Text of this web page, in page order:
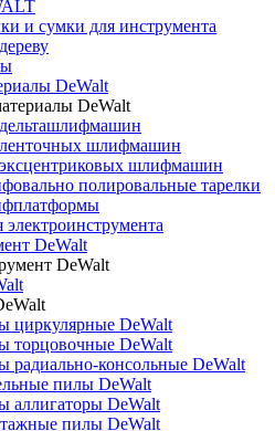
и сумки для инструмента
DeWalt
DeWalt
шлифмашин
шлифмашин
полировальные тарелки
DeWalt
DeWalt
циркулярные DeWalt
торцовочные DeWalt
радиально-консольные DeWalt
пилы DeWalt
аллигаторы DeWalt
пилы DeWalt